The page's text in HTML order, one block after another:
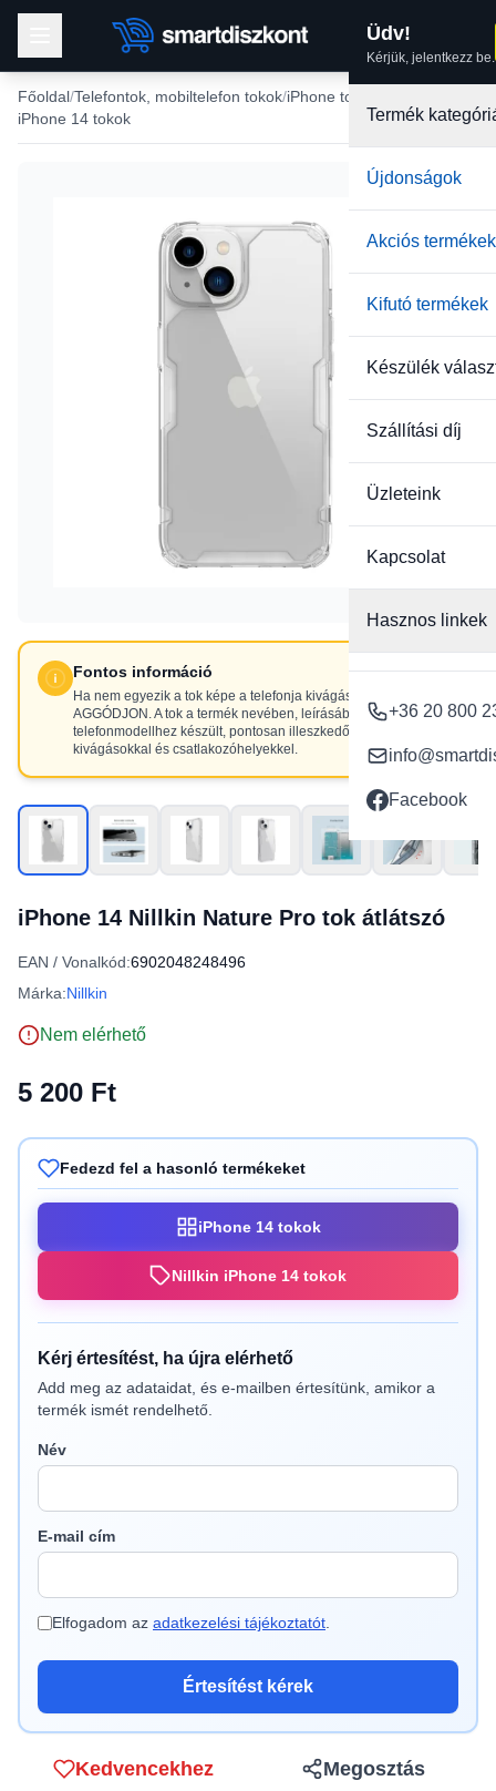
Üdv!
Kérjük, jelentkezz be.
Termék
Újdonságok
Akciós termékek
Kifutó termékek
Készülék
Szállítási díj
Üzleteink
Kapcsolat
Hasznos linkek
+36 20 800
Facebook
Főoldal Telefontok, mobiltelefon tokok iPhone tokok
iPhone 14 tokok
Fontos információ
Ha nem egyezik a tok képe a telefonja kivágásaival, NE
AGGÓDJON. A tok a termék nevében, leírásában szereplő
telefonmodellhez készült, pontosan illeszkedő
kivágásokkal és csatlakozóhelyekkel.
iPhone 14 Nillkin Nature Pro tok átlátszó
EAN / Vonalkód:6902048248496
Márka:Nillkin
Nem elérhető
5 200 Ft
Fedezd fel a hasonló termékeket
iPhone 14 tokok
Nillkin iPhone 14 tokok
Kérj értesítést, ha újra elérhető
Add meg az adataidat, és e-mailben értesítünk, amikor a
termék ismét rendelhető.
Név
E-mail cím
Elfogadom az adatkezelési tájékoztatót
Értesítést kérek
Kedvencekhez Megosztás